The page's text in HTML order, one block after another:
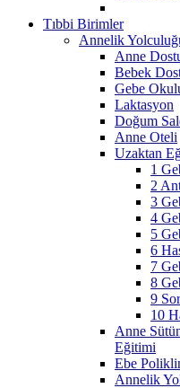
Tıbbi Birimler
Annelik
Anne
Bebek
Gebe
Laktasyon
Doğum
Anne Oteli
Uzaktan
1
2
3
4
5
6
7
8
9
10
Anne
Eğitimi
Ebe
Annelik